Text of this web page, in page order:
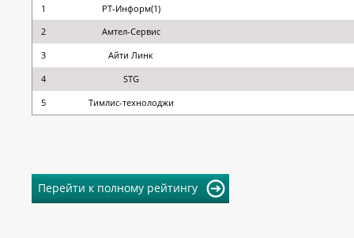
1
РТ-Информ(1)
2
Амтел-Сервис
3
Айти Линк
4
STG
5
Тимлис-технолоджи
Перейти к полному рейтингу